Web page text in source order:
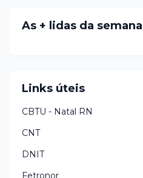
As + lidas da semana
Links úteis
CBTU - Natal RN
CNT
DNIT
Fetronor